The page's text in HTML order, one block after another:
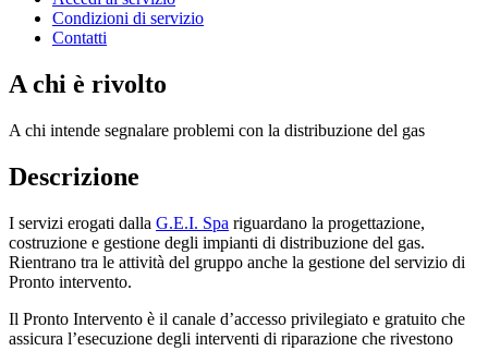
Condizioni di servizio
Contatti
A chi è rivolto
A chi intende segnalare problemi con la distribuzione del gas
Descrizione
I servizi erogati dalla G.E.I. Spa riguardano la progettazione,
costruzione e gestione degli impianti di distribuzione del gas.
Rientrano tra le attività del gruppo anche la gestione del servizio di
Pronto intervento.
Il Pronto Intervento è il canale d’accesso privilegiato e gratuito che
assicura l’esecuzione degli interventi di riparazione che rivestono